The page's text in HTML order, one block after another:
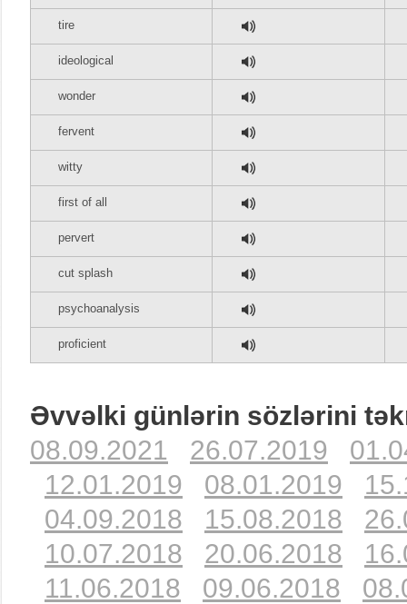
tire
ideological
wonder
fervent
witty
first of all
pervert
cut splash
psychoanalysis
proficient
Əvvəlki günlərin sözlərini
08.09.2021
26.07.2019
12.01.2019
08.01.2019
04.09.2018
15.08.2018
10.07.2018
20.06.2018
11.06.2018
09.06.2018